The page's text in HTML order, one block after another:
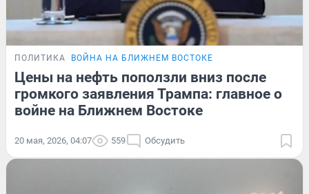
ПОЛИТИКА ВОЙНА НА БЛИЖНЕМ ВОСТОКЕ
Цены на нефть поползли вниз после
громкого заявления Трампа: главное о
войне на Ближнем Востоке
20 мая, 2026, 04:07 559 Обсудить